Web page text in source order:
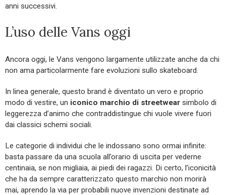
anni successivi.
L’uso delle Vans oggi
Ancora oggi, le Vans vengono largamente utilizzate anche da chi
non ama particolarmente fare evoluzioni sullo skateboard.
In linea generale, questo brand è diventato un vero e proprio
modo di vestire, un iconico marchio di streetwear simbolo di
leggerezza d’animo che contraddistingue chi vuole vivere fuori
dai classici schemi sociali.
Le categorie di individui che le indossano sono ormai infinite:
basta passare da una scuola all’orario di uscita per vederne
centinaia, se non migliaia, ai piedi dei ragazzi. Di certo, l’iconicità
che ha da sempre caratterizzato questo marchio non morirà
mai, aprendo la via per probabili nuove invenzioni destinate ad